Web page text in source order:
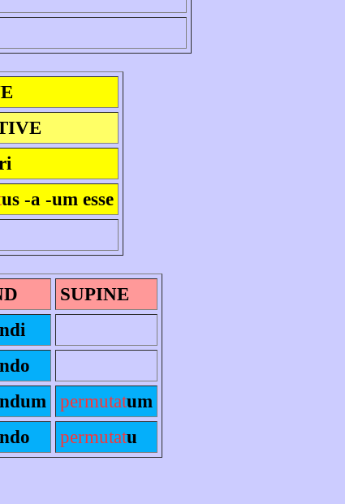
us -a -um esse
SUPINE
permutatum
permutatu